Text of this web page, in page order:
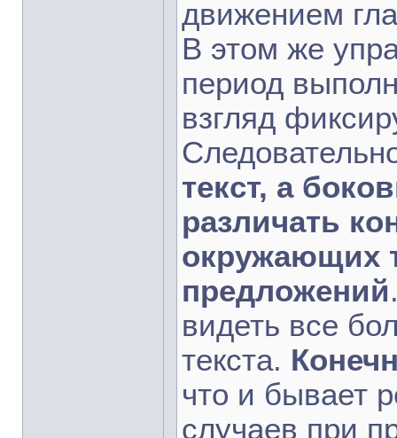
движением
В этом же
период
взгляд
текст, а
различать
окружающих
предложений
видеть все
текста.
что и бывает
случаев при